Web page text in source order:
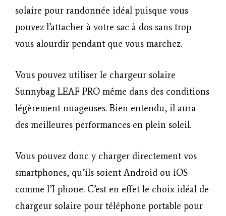
solaire pour randonnée idéal puisque vous
pouvez l’attacher à votre sac à dos sans trop
vous alourdir pendant que vous marchez.
Vous pouvez utiliser le chargeur solaire
Sunnybag LEAF PRO même dans des conditions
légèrement nuageuses. Bien entendu, il aura
des meilleures performances en plein soleil.
Vous pouvez donc y charger directement vos
smartphones, qu’ils soient Android ou iOS
comme l’I phone. C’est en effet le choix idéal de
chargeur solaire pour téléphone portable pour